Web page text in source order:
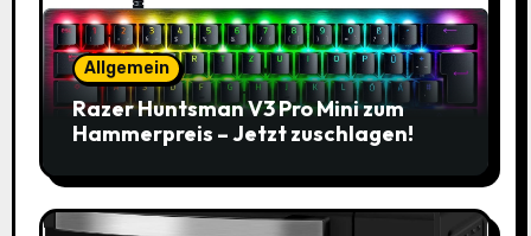
Allgemein
Razer Huntsman V3 Pro Mini zum
Hammerpreis – Jetzt zuschlagen!